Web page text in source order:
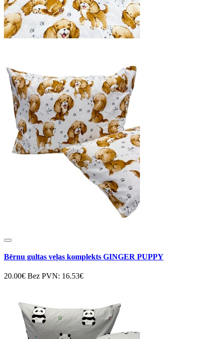
Bērnu gultas veļas komplekts GINGER PUPPY
20.00€ Bez PVN: 16.53€